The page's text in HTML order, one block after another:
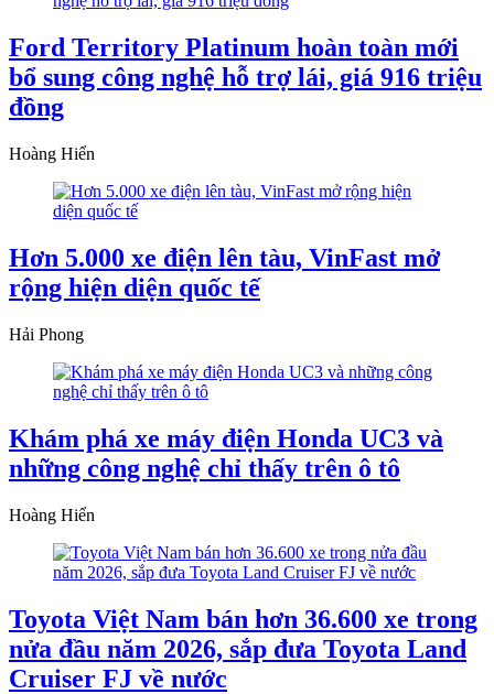
Ford Territory Platinum hoàn toàn mới
bổ sung công nghệ hỗ trợ lái, giá 916 triệu
đồng
Hoàng Hiển
Hơn 5.000 xe điện lên tàu, VinFast mở
rộng hiện diện quốc tế
Hải Phong
Khám phá xe máy điện Honda UC3 và
những công nghệ chỉ thấy trên ô tô
Hoàng Hiển
Toyota Việt Nam bán hơn 36.600 xe trong
nửa đầu năm 2026, sắp đưa Toyota Land
Cruiser FJ về nước